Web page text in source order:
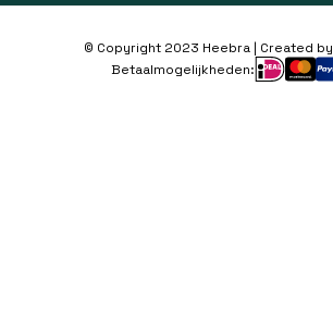
© Copyright 2023 Heebra | Created by
Betaalmogelijkheden: